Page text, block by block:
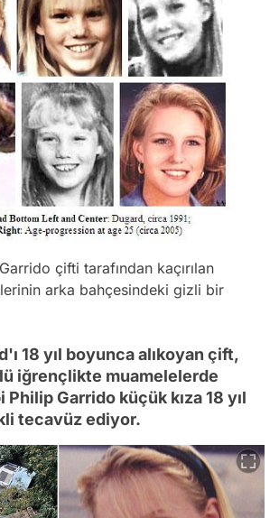
çifti tarafından kaçırılan
arka bahçesindeki gizli bir
18 yıl boyunca alıkoyan çift,
iğrençlikte muamelelerde
Garrido küçük kıza 18 yıl
tecavüz ediyor.